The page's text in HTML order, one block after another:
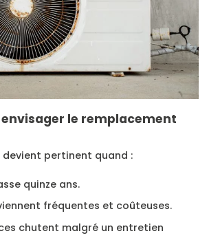
le remplacement
devient pertinent quand :
quinze ans.
fréquentes et coûteuses.
chutent malgré un entretien